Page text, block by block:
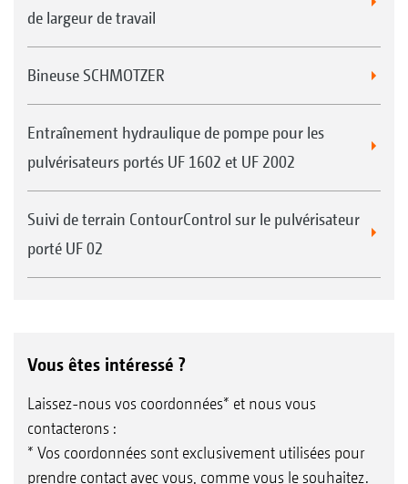
de largeur de travail
Bineuse SCHMOTZER
Entraînement hydraulique de pompe pour les
pulvérisateurs portés UF 1602 et UF 2002
Suivi de terrain ContourControl sur le pulvérisateur
porté UF 02
Vous êtes intéressé ?
Laissez-nous vos coordonnées* et nous vous
contacterons :
* Vos coordonnées sont exclusivement utilisées pour
prendre contact avec vous, comme vous le souhaitez.